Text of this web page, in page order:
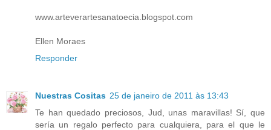
www.arteverartesanatoecia.blogspot.com
Ellen Moraes
Responder
Nuestras Cositas 25 de janeiro de 2011 às 13:43
Te han quedado preciosos, Jud, unas maravillas! Sí, que
sería un regalo perfecto para cualquiera, para el que le